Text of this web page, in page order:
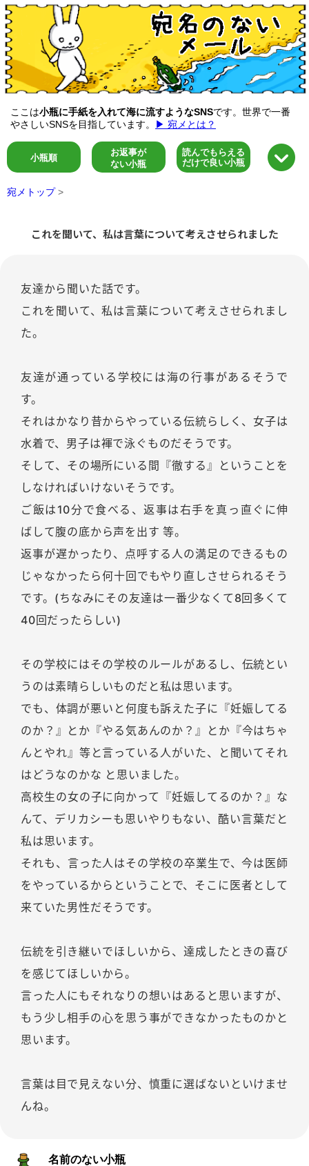
ここは小瓶に手紙を入れて海に流すようなSNSです。世界で一番
やさしいSNSを目指しています。
▶ 宛メとは？
小瓶順
お返事が
ない小瓶
読んでもらえる
だけで良い小瓶
宛メトップ >
これを聞いて、私は言葉について考えさせられました
友達から聞いた話です。
これを聞いて、私は言葉について考えさせられまし
た。
友達が通っている学校には海の行事があるそうで
す。
それはかなり昔からやっている伝統らしく、女子は
水着で、男子は褌で泳ぐものだそうです。
そして、その場所にいる間『徹する』ということを
しなければいけないそうです。
ご飯は10分で食べる、返事は右手を真っ直ぐに伸
ばして腹の底から声を出す 等。
返事が遅かったり、点呼する人の満足のできるもの
じゃなかったら何十回でもやり直しさせられるそう
です。(ちなみにその友達は一番少なくて8回多くて
40回だったらしい)
その学校にはその学校のルールがあるし、伝統とい
うのは素晴らしいものだと私は思います。
でも、体調が悪いと何度も訴えた子に『妊娠してる
のか？』とか『やる気あんのか？』とか『今はちゃ
んとやれ』等と言っている人がいた、と聞いてそれ
はどうなのかな と思いました。
高校生の女の子に向かって『妊娠してるのか？』な
んて、デリカシーも思いやりもない、酷い言葉だと
私は思います。
それも、言った人はその学校の卒業生で、今は医師
をやっているからということで、そこに医者として
来ていた男性だそうです。
伝統を引き継いでほしいから、達成したときの喜び
を感じてほしいから。
言った人にもそれなりの想いはあると思いますが、
もう少し相手の心を思う事ができなかったものかと
思います。
言葉は目で見えない分、慎重に選ばないといけませ
んね。
名前のない小瓶